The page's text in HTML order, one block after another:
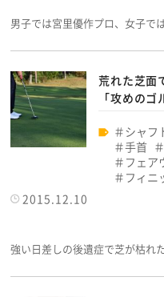
男子では宮里優作プロ、女子
荒れた芝面
「攻めの
シャフ
手首
フェア
フィニ
2015.12.10
強い日差しの後遺症で芝が枯れ